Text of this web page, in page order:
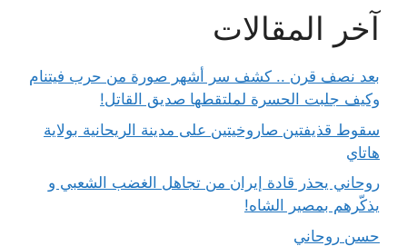
آخر المقالات
بعد نصف قرن .. كشف سر أشهر صورة من حرب فيتنام
وكيف جلبت الحسرة لملتقطها صديق القاتل!
سقوط قذيفتين صاروخيتين على مدينة الريحانية بولاية
هاتاي
روحاني يحذر قادة إيران من تجاهل الغضب الشعبي و
يذكّرهم بمصير الشاه!
حسن روحاني